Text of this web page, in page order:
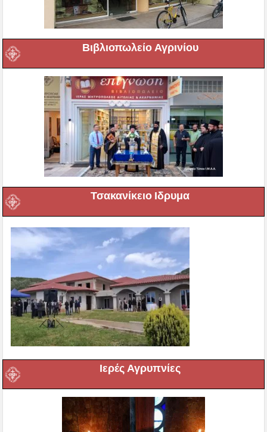
Βιβλιοπωλείο Αγρινίου
Τσακανίκειο Ιδρυμα
Ιερές Αγρυπνίες